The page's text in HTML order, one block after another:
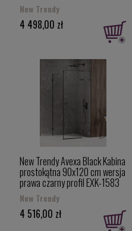
New Trendy
4 498,00 zł
New Trendy Avexa Black Kabina
prostokątna 90x120 cm wersja
prawa czarny profil EXK-1583
New Trendy
4 516,00 zł